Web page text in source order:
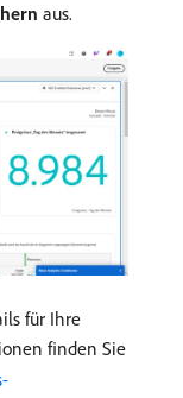
aus.
für Ihre
finden Sie